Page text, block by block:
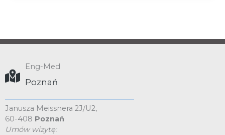
Eng-Med
Poznań
Janusza Meissnera 2J/U2,
60-408 Poznań
Umów wizytę: